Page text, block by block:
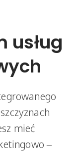
usług
mieć
–